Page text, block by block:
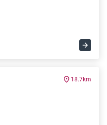
18.7km